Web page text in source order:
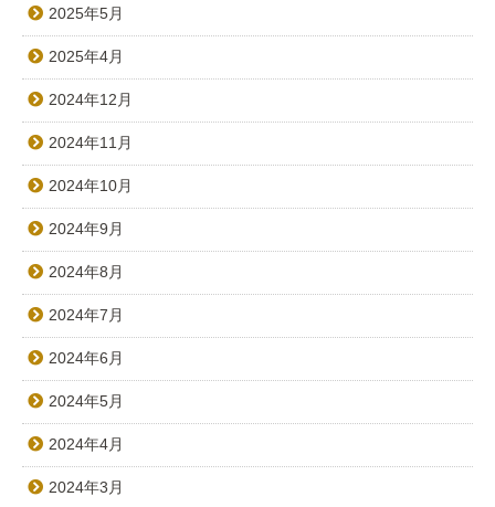
2025年5月
2025年4月
2024年12月
2024年11月
2024年10月
2024年9月
2024年8月
2024年7月
2024年6月
2024年5月
2024年4月
2024年3月